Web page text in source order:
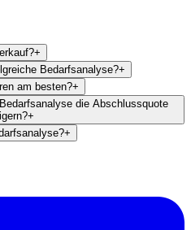
+
Bedarfsanalyse?+
am besten?+
die Abschlussquote
+
+